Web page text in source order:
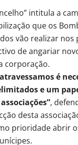
intitula a
que os
vão realizar nos
de angariar
corporação.
é
e um
,
desta
prioridade abrir